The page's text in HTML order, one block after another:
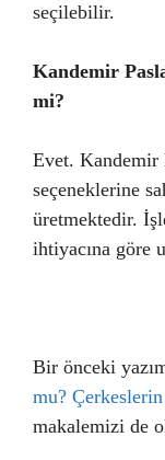
seçilebilir.
Kandemir
mi?
Evet. Kandemir
seçeneklerine
üretmektedir.
ihtiyacına göre
Bir önceki
mu?
makalemizi de